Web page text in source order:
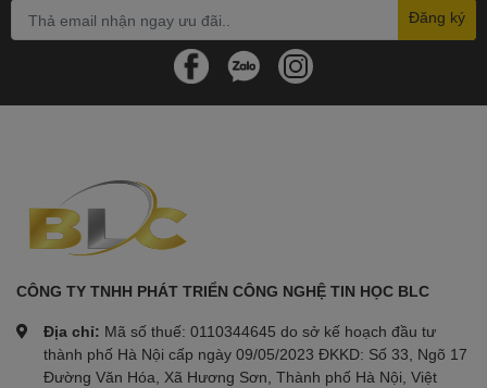
Đăng ký
CÔNG TY TNHH PHÁT TRIỂN CÔNG NGHỆ TIN HỌC BLC
Địa chỉ: Mã số thuế: 0110344645 do sở kế hoạch đầu tư
thành phố Hà Nội cấp ngày 09/05/2023 ĐKKD: Số 33, Ngõ 17
Đường Văn Hóa, Xã Hương Sơn, Thành phố Hà Nội, Việt